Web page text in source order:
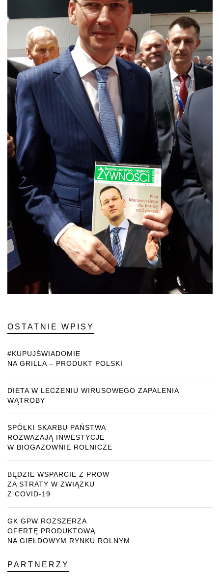
OSTATNIE WPISY
#KUPUJŚWIADOMIE
NA GRILLA – PRODUKT POLSKI
DIETA W LECZENIU WIRUSOWEGO ZAPALENIA
WĄTROBY
SPÓŁKI SKARBU PAŃSTWA
ROZWAŻAJĄ INWESTYCJE
W BIOGAZOWNIE ROLNICZE
BĘDZIE WSPARCIE Z PROW
ZA STRATY W ZWIĄZKU
Z COVID-19
GK GPW ROZSZERZA
OFERTĘ PRODUKTOWĄ
NA GIEŁDOWYM RYNKU ROLNYM
PARTNERZY